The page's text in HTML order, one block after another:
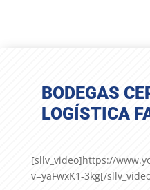
BODEGAS
LOGÍSTICA
[sllv_video]https://
v=yaFwxK1-3kg[/